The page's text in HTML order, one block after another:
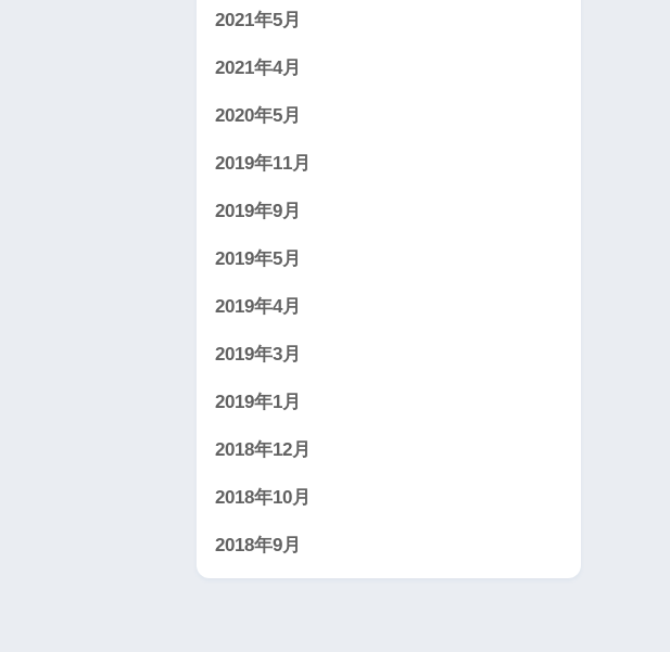
2021年5月
2021年4月
2020年5月
2019年11月
2019年9月
2019年5月
2019年4月
2019年3月
2019年1月
2018年12月
2018年10月
2018年9月